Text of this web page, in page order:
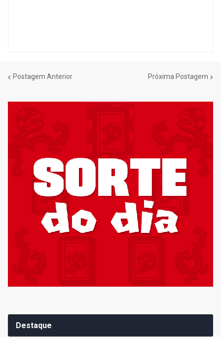
Postagem Anterior Próxima Postagem
Destaque